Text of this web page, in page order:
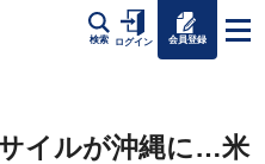
検索 ログイン 会員登録
イルが沖縄に…米